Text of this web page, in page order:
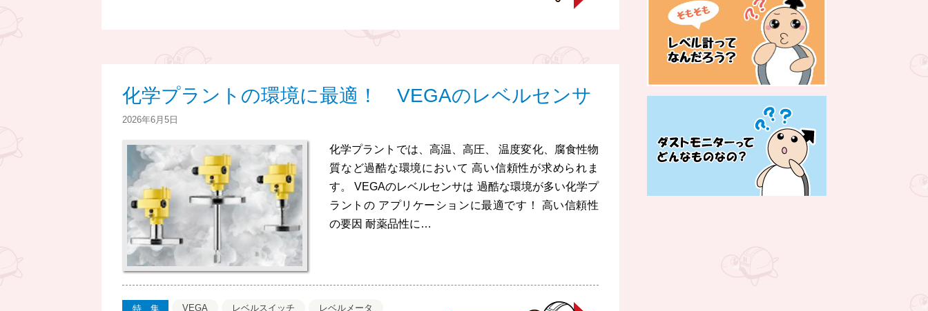
化学プラントの環境に最適！ VEGAのレベルセンサ
2026年6月5日
化学プラントでは、高温、高圧、 温度変化、腐食性物
質など過酷な環境において 高い信頼性が求められま
す。 VEGAのレベルセンサは 過酷な環境が多い化学プ
ラントの アプリケーションに最適です！ 高い信頼性
の要因 耐薬品性に…
特集 VEGA レベルスイッチ
レベルメータ